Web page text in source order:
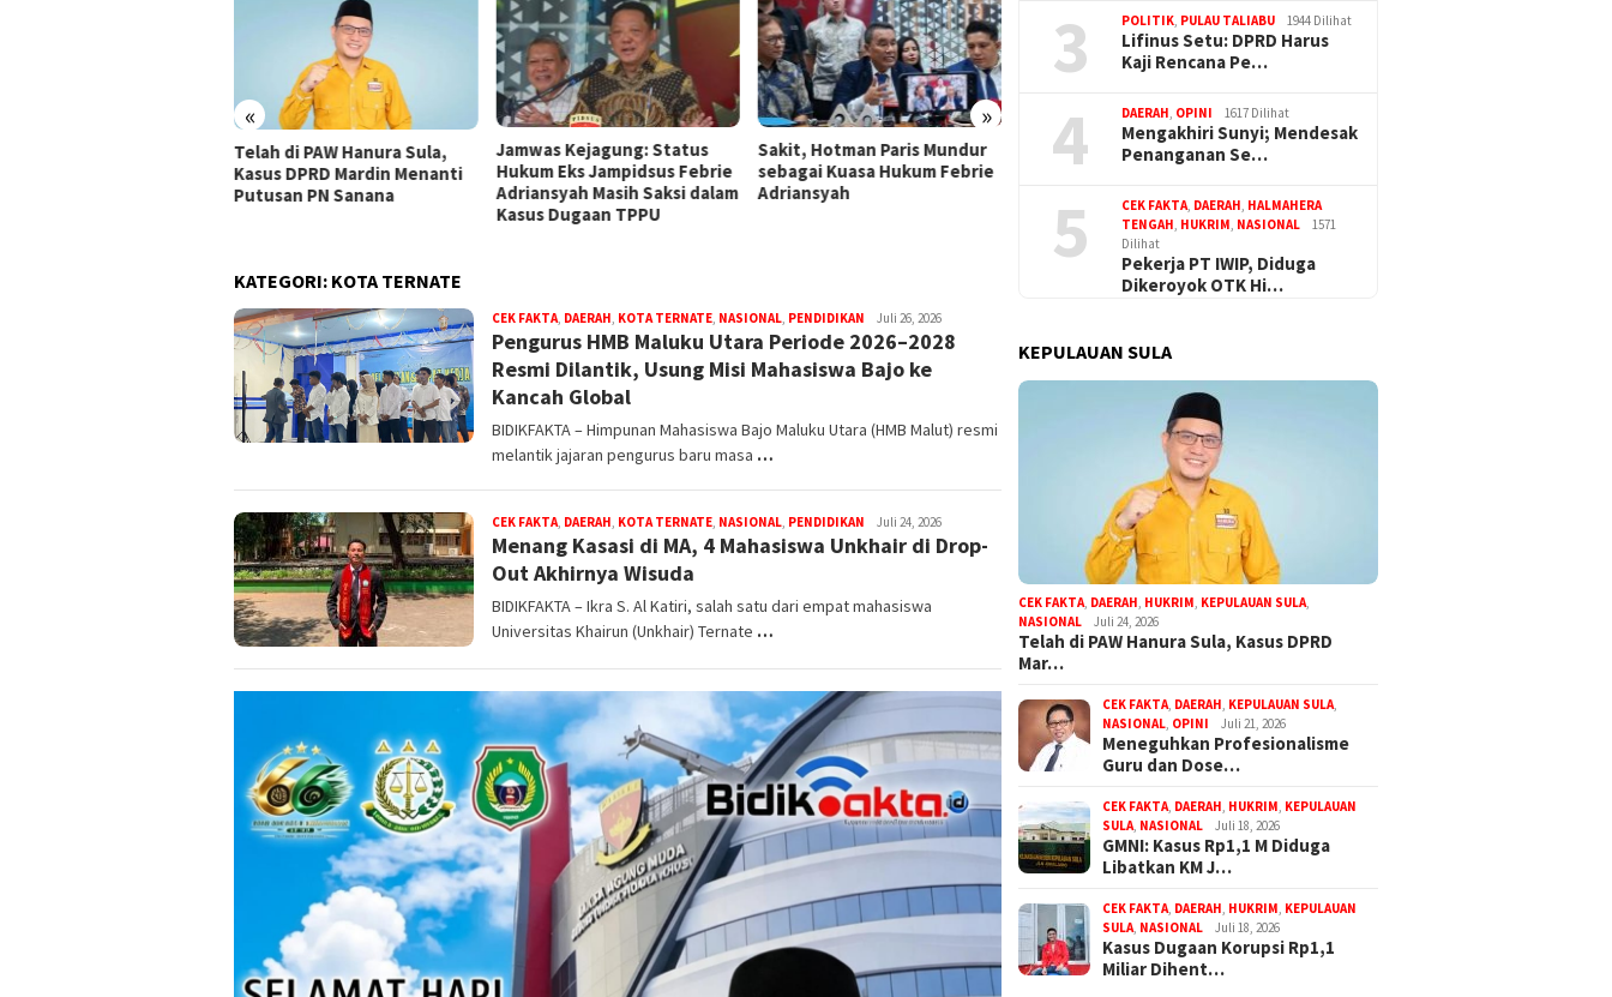
« »
Jamwas Kejagung: Status
Hukum Eks Jampidsus Febrie
Adriansyah Masih Saksi dalam
Sakit, Hotman Paris Mundur
sebagai Kuasa Hukum Febrie
Adriansyah
Hotman Paris Resmi Jadi
Kuasa Hukum Eks Jampidsus
Febrie Adriansyah
GMNI: Kasus Rp1,1 M Diduga
Libatkan KM Jadi Ujian Kajari
KATEGORI: KOTA TERNATE
CEK FAKTA, DAERAH, KOTA TERNATE, NASIONAL, PENDIDIKAN bidikfakta.id
Juli 26, 2026
Pengurus HMB Maluku Utara Periode 2026–2028
Resmi Dilantik, Usung Misi Mahasiswa Bajo ke
Kancah Global
BIDIKFAKTA – Himpunan Mahasiswa Bajo Maluku Utara (HMB Malut) resmi
melantik jajaran pengurus baru masa …
CEK FAKTA, DAERAH, KOTA TERNATE, NASIONAL, PENDIDIKAN bidikfakta.id
Juli 24, 2026
Menang Kasasi di MA, 4 Mahasiswa Unkhair di Drop-
Out Akhirnya Wisuda
BIDIKFAKTA – Ikra S. Al Katiri, salah satu dari empat mahasiswa
Universitas Khairun (Unkhair) Ternate …
3 POLITIK, PULAU TALIABU 1944 Dilihat
Lifinus Setu: DPRD Harus
Kaji Rencana Pe…
4 DAERAH, OPINI 1617 Dilihat
Mengakhiri Sunyi; Mendesak
Penanganan Se…
5 CEK FAKTA, DAERAH, HALMAHERA
TENGAH, HUKRIM, NASIONAL
1571
Dilihat
Pekerja PT IWIP, Diduga
Dikeroyok OTK Hi…
KEPULAUAN SULA
CEK FAKTA, DAERAH, HUKRIM, KEPULAUAN SULA,
NASIONAL
Juli 24, 2026
Telah di PAW Hanura Sula, Kasus DPRD
Mar…
CEK FAKTA, DAERAH, KEPULAUAN SULA,
NASIONAL, OPINI Juli 21, 2026
Meneguhkan Profesionalisme
Guru dan Dose…
CEK FAKTA, DAERAH, HUKRIM, KEPULAUAN
SULA, NASIONAL Juli 18, 2026
GMNI: Kasus Rp1,1 M Diduga
Libatkan KM J…
CEK FAKTA, DAERAH, HUKRIM, KEPULAUAN
SULA, NASIONAL Juli 18, 2026
Kasus Dugaan Korupsi Rp1,1
Miliar Dihent…